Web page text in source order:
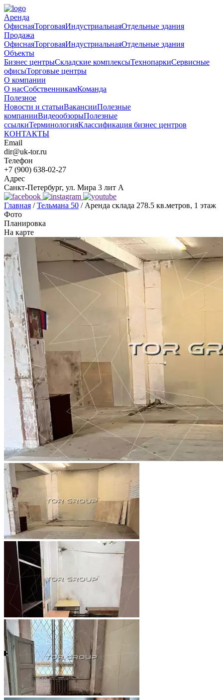
Аренда
ОфиснаяТорговаяИндустриальнаяОтдельные здания
Продажа
ОфиснаяТорговаяИндустриальнаяОтдельные здания
Объекты
Бизнес центрыСкладские комплексыТехнопаркиСервисные
офисыТорговые центры
О компании
О насСобственникамКоманда
Полезное
Новости и статьиВакансииПолезные
компанииВидеообзорыПолезные
ссылкиТерминологияКлассификация бизнес центров
КОНТАКТЫ
Email
dir@uk-tor.ru
Телефон
+7 (900) 638-02-27
Адрес
Санкт-Петербург, ул. Мира 3 лит А
Главная /Тельмана 50 / Аренда склада 278.5 кв.метров, 1 этаж
Фото
Планировка
На карте